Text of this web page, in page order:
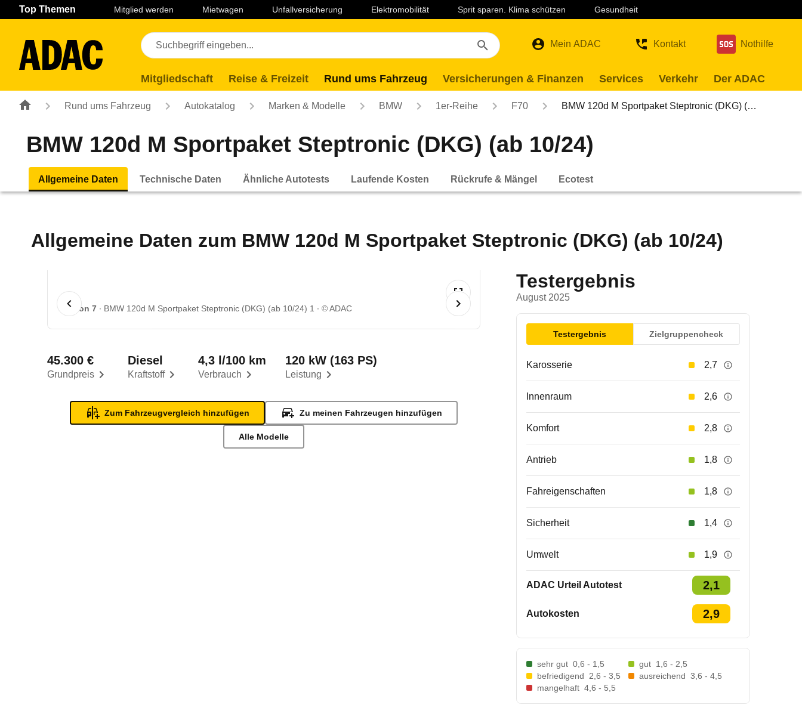
Navigation Seiteninhalt Fußzeile
Top Themen Mitglied werden Mietwagen Unfallversicherung Elektromobilität Sprit sparen. Klima schützen Gesundheit
Mein ADAC Kontakt Nothilfe
Mitgliedschaft Reise & Freizeit Rund ums Fahrzeug Versicherungen & Finanzen Services Verkehr Der ADAC
Rund ums Fahrzeug Autokatalog Marken & Modelle BMW 1er-Reihe F70 BMW 120d M Sportpaket Steptronic (DKG) (…
BMW 120d M Sportpaket Steptronic (DKG) (ab 10/24)
Allgemeine Daten Technische Daten Ähnliche Autotests Laufende Kosten Rückrufe & Mängel Ecotest
Allgemeine Daten zum BMW 120d M Sportpaket Steptronic (DKG) (ab 10/24)
1 von 7 BMW 120d M Sportpaket Steptronic (DKG) (ab 10/24) 1 © ADAC
Grundpreis
45.300 €
Kraftstoff
Diesel
Verbrauch
4,3 l/100 km
Leistung
120 kW (163 PS)
Zum Fahrzeugvergleich hinzufügen Zu meinen Fahrzeugen hinzufügen
Alle Modelle
Testergebnis
August 2025
Testergebnis Zielgruppencheck
Karosserie 2,7
Innenraum 2,6
Komfort 2,8
Antrieb 1,8
Fahreigenschaften 1,8
Sicherheit 1,4
Umwelt 1,9
ADAC Urteil Autotest 2,1
Autokosten 2,9
sehr gut 0,6 - 1,5 gut 1,6 - 2,5
befriedigend
2,6 - 3,5 ausreichend 3,6 - 4,5
mangelhaft 4,6 - 5,5